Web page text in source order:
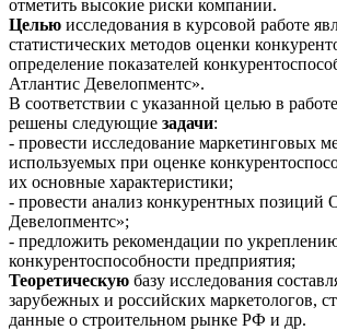
отметить высокие риски компании.
Целью исследования в курсовой работе
статистических методов оценки
определение показателей
Атлантис Девелопментс».
В соответствии с указанной целью в
решены следующие задачи:
- провести исследование маркетинговых
используемых при оценке
их основные характеристики;
- провести анализ конкурентных
Девелопментс»;
- предложить рекомендации по
конкурентоспособности предприятия;
Теоретическую базу исследования
зарубежных и российских маркетологов,
данные о строительном рынке РФ и др.